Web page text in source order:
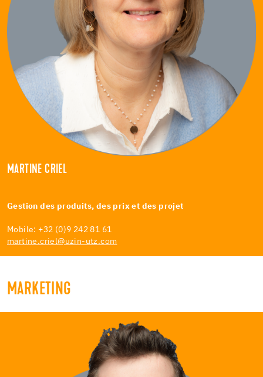
MARTINE CRIEL
Gestion des produits, des prix et des projet
Mobile: +32 (0)9 242 81 61
martine.criel@uzin-utz.com
MARKETING